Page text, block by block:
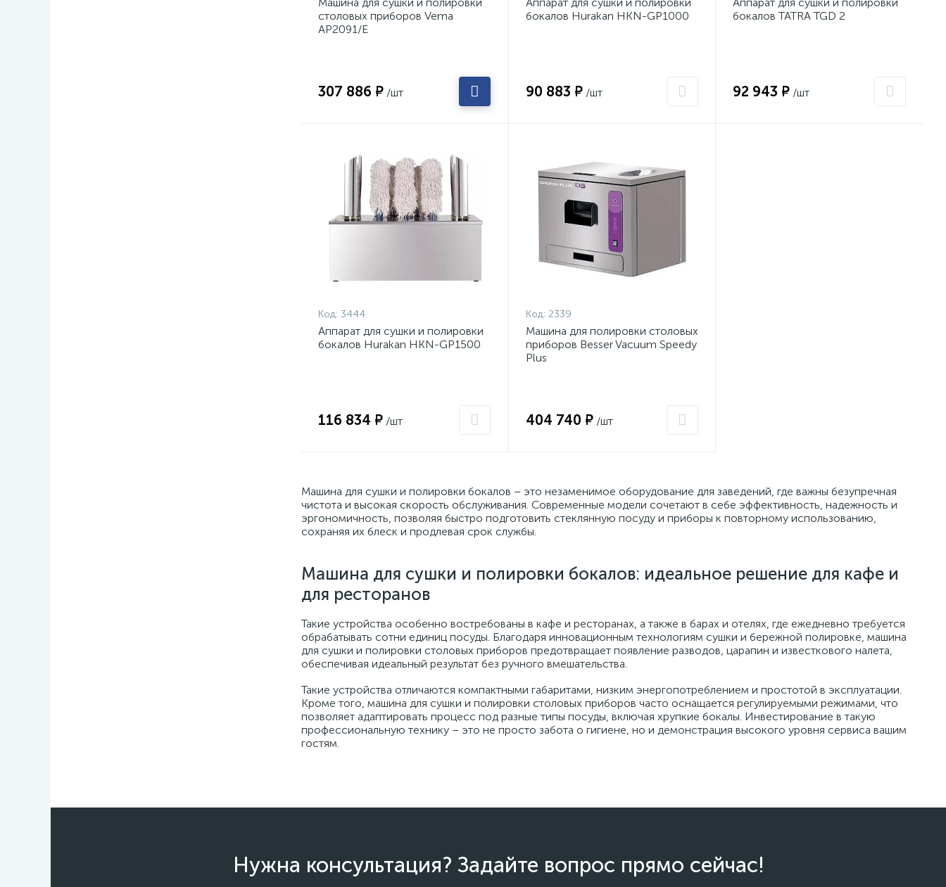
столовых приборов Vema
AP2091/E
307 886 ₽ /шт
бокалов Hurakan HKN-GP1000
90 883 ₽ /шт
бокалов TATRA TGD 2
92 943 ₽ /шт
Код: 3444
Аппарат для сушки и полировки
бокалов Hurakan HKN-GP1500
116 834 ₽ /шт
Код: 2339
Машина для полировки столовых
приборов Besser Vacuum Speedy
Plus
404 740 ₽ /шт
Машина для сушки и полировки бокалов – это незаменимое оборудование для заведений, где важны безупречная
чистота и высокая скорость обслуживания. Современные модели сочетают в себе эффективность, надежность и
эргономичность, позволяя быстро подготовить стеклянную посуду и приборы к повторному использованию,
сохраняя их блеск и продлевая срок службы.
Машина для сушки и полировки бокалов: идеальное решение для кафе и
для ресторанов
Такие устройства особенно востребованы в кафе и ресторанах, а также в барах и отелях, где ежедневно требуется
обрабатывать сотни единиц посуды. Благодаря инновационным технологиям сушки и бережной полировке, машина
для сушки и полировки столовых приборов предотвращает появление разводов, царапин и известкового налета,
обеспечивая идеальный результат без ручного вмешательства.
Такие устройства отличаются компактными габаритами, низким энергопотреблением и простотой в эксплуатации.
Кроме того, машина для сушки и полировки столовых приборов часто оснащается регулируемыми режимами, что
позволяет адаптировать процесс под разные типы посуды, включая хрупкие бокалы. Инвестирование в такую
профессиональную технику – это не просто забота о гигиене, но и демонстрация высокого уровня сервиса вашим
гостям.
Нужна консультация? Задайте вопрос прямо сейчас!